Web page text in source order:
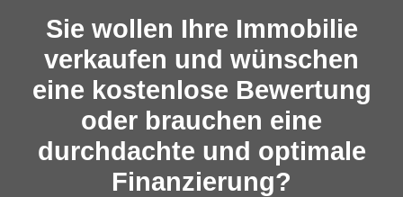
Sie wollen Ihre Immobilie
verkaufen und wünschen
eine kostenlose Bewertung
oder brauchen eine
durchdachte und optimale
Finanzierung?